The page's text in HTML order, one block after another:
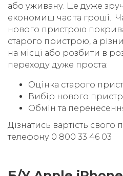
або уживану. Це дуже
економиш час та гроші.
нового пристрою
старого пристрою, а
на місці або розбити в
переходу дуже проста:
Оцінка старого
Вибір нового
Обмін та
Дізнатись вартість
телефону 0 800 33 46 03